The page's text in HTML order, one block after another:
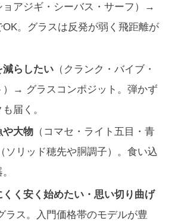
ョアジギ・シーバス・サーフ）→
OK。グラスは反発が弱く飛距離が
減らしたい （クランク・バイブ・
）→ グラスコンポジット。弾かず
届く。
や大物 （コマセ・ライト五目・青
リッド穂先や胴調子）。食い込
くく安く始めたい・思い切り曲げ
ラス。入門価格帯のモデルが豊